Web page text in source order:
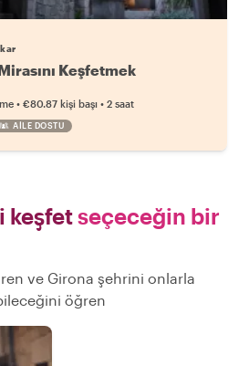
Keşfetmek
• €80.87 kişi başı • 2 saat
AILE DOSTU
keşfetseçeceğin bir
ve Girona şehrini onlarla
öğren